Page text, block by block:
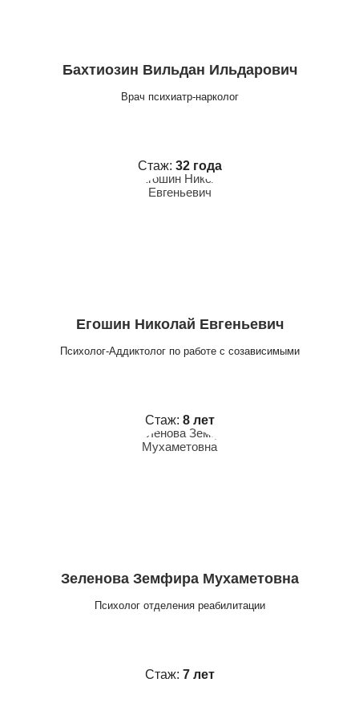
Бахтиозин Вильдан Ильдарович
Врач психиатр-нарколог
Стаж: 32 года
Егошин Николай Евгеньевич
Психолог-Аддиктолог по работе с созависимыми
Стаж: 8 лет
Зеленова Земфира Мухаметовна
Психолог отделения реабилитации
Стаж: 7 лет